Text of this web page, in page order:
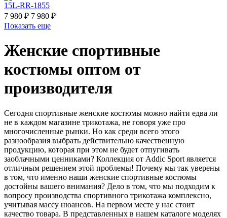
15L-RR-1855
7 980 ₽ 7 980 ₽
Показать еще
Женские спортивные
костюмы оптом от
производителя
Сегодня спортивные женские костюмы можно найти едва ли
не в каждом магазине трикотажа, не говоря уже про
многочисленные рынки. Но как среди всего этого
разнообразия выбрать действительно качественную
продукцию, которая при этом не будет отпугивать
заоблачными ценниками? Коллекция от Addic Sport является
отличным решением этой проблемы! Почему мы так уверены
в том, что именно наши женские спортивные костюмы
достойны вашего внимания? Дело в том, что мы подходим к
вопросу производства спортивного трикотажа комплексно,
учитывая массу нюансов. На первом месте у нас стоит
качество товара. В представленных в нашем каталоге моделях